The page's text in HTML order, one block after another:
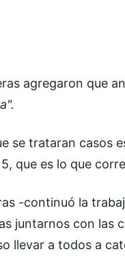
agregaron que
se trataran casos
que es lo que
-continuó la
juntarnos con las
llevar a todos a